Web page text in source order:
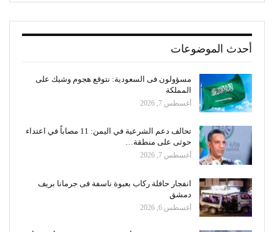
أحدث الموضوعات
مسؤولون فى السعودية: نتوقع هجوم وشيك على
المملكة
أغسطس 7, 2026
تحالف دعم الشرعية في اليمن: 11 مصاباً في اعتداء
حوثى على منطقة…
أغسطس 7, 2026
انفجار حافلة ركاب بعبوة ناسفة فى جرمانا بريف
دمشق
أغسطس 6, 2026